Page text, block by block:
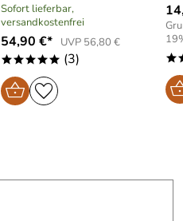
Sofort lieferbar,
versandkostenfrei
54,90 €* UVP 56,80 €
***** (3)